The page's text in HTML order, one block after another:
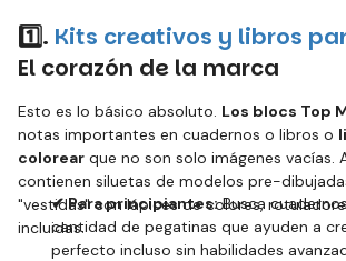
1️⃣. Kits creativos y libros
El corazón de la marca
Esto es lo básico absoluto. Los blocs Top
notas importantes en cuadernos o libros o
colorear que no son solo imágenes vacías.
contienen siluetas de modelos pre-
"vestidas" con lápices de colores,
incluidas.
✔ Para principiantes:Busca
cantidad de pegatinas que ayuden a
perfecto incluso sin habilidades